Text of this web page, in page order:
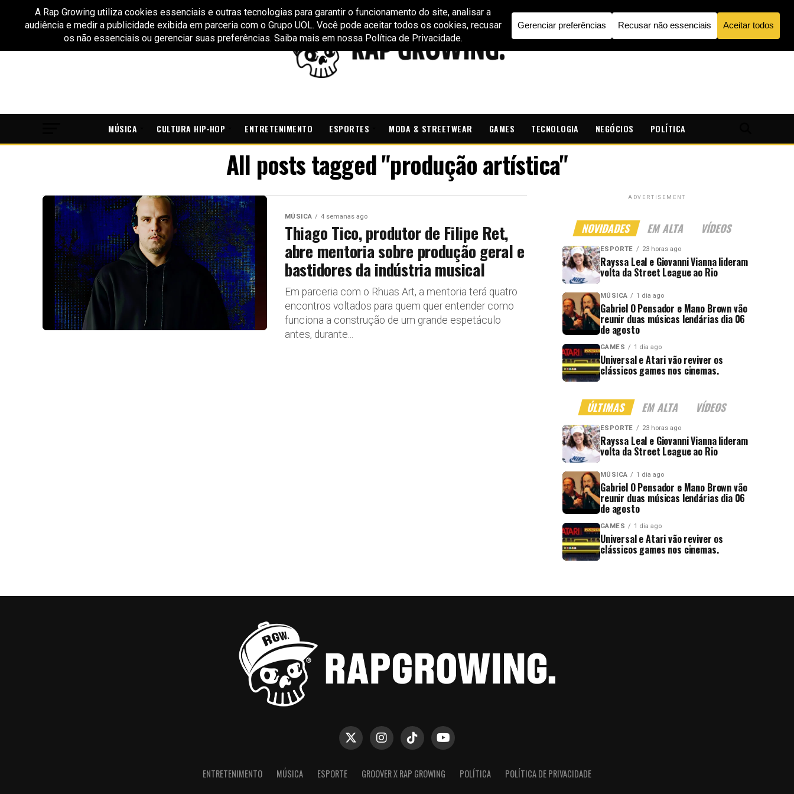
MÚSICA CULTURA HIP-HOP ENTRETENIMENTO ESPORTES MODA & STREETWEAR GAMES TECNOLOGIA NEGÓCIOS POLÍTICA
All posts tagged "produção artística"
MÚSICA 4 semanas ago
Thiago Tico, produtor de Filipe Ret,
abre mentoria sobre produção geral e
bastidores da indústria musical
Em parceria com o Rhuas Art, a mentoria terá quatro
encontros voltados para quem quer entender como
funciona a construção de um grande espetáculo
antes, durante...
ADVERTISEMENT
NOVIDADES EM ALTA VÍDEOS
ESPORTE 23 horas ago
Rayssa Leal e Giovanni Vianna lideram
volta da Street League ao Rio
MÚSICA 1 dia ago
Gabriel O Pensador e Mano Brown vão
reunir duas músicas lendárias dia 06
de agosto
GAMES 1 dia ago
Universal e Atari vão reviver os
clássicos games nos cinemas.
ÚLTIMAS EM ALTA VÍDEOS
ESPORTE 23 horas ago
Rayssa Leal e Giovanni Vianna lideram
volta da Street League ao Rio
MÚSICA 1 dia ago
Gabriel O Pensador e Mano Brown vão
reunir duas músicas lendárias dia 06
de agosto
GAMES 1 dia ago
Universal e Atari vão reviver os
clássicos games nos cinemas.
ENTRETENIMENTO MÚSICA ESPORTE GROOVER X RAP GROWING POLÍTICA POLÍTICA DE PRIVACIDADE